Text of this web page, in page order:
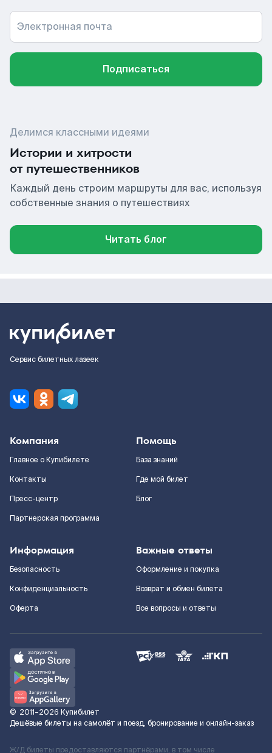
Электронная почта
Подписаться
Делимся классными идеями
Истории и хитрости
от путешественников
Каждый день строим маршруты для вас, используя
собственные знания о путешествиях
Читать блог
Сервис билетных лазеек
Компания
Главное о Купибилете
Контакты
Пресс-центр
Партнерская программа
Помощь
База знаний
Где мой билет
Блог
Информация
Безопасность
Конфиденциальность
Оферта
Важные ответы
Оформление и покупка
Возврат и обмен билета
Все вопросы и ответы
© 2011–2026 Купибилет
Дешёвые билеты на самолёт и поезд, бронирование и онлайн-заказ
Ж/Д билеты предоставляются партнёрами, в том числе